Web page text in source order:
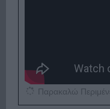
Παρακαλώ